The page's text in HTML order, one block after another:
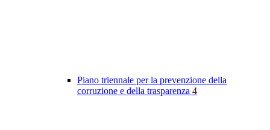
Piano triennale per la prevenzione della
corruzione e della trasparenza 4